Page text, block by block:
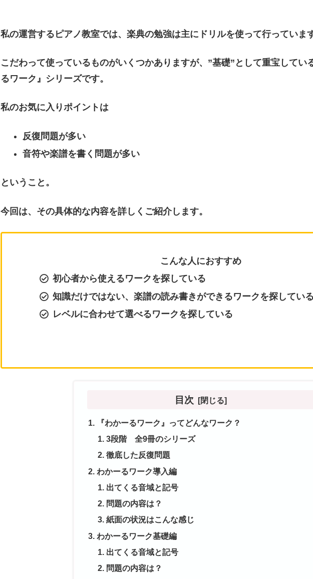
私の運営するピアノ教室では、楽典の勉強は主にドリルを使って行っていま
こだわって使っているものがいくつかありますが、”基礎”として重宝してい
るワーク』シリーズです。
私のお気に入りポイントは
反復問題が多い
音符や楽譜を書く問題が多い
ということ。
今回は、その具体的な内容を詳しくご紹介します。
こんな人におすすめ
初心者から使えるワークを探している
知識だけではない、楽譜の読み書きができるワークを探してい
レベルに合わせて選べるワークを探している
目次
『わかーるワーク』ってどんなワーク？
3段階 全9冊のシリーズ
徹底した反復問題
わかーるワーク導入編
出てくる音域と記号
問題の内容は？
紙面の状況はこんな感じ
わかーるワーク基礎編
出てくる音域と記号
問題の内容は？